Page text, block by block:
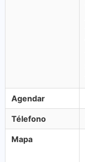
Agendar
Télefono
Mapa